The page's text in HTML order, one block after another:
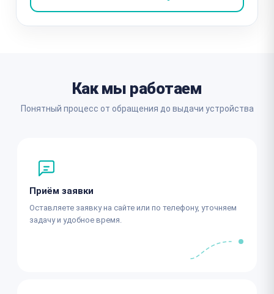
Как мы работаем
Понятный процесс от обращения до выдачи устройства
Приём заявки
Оставляете заявку на сайте или по телефону, уточняем
задачу и удобное время.